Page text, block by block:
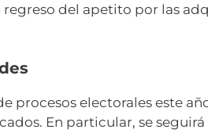
del apetito por las
procesos electorales este
En particular, se